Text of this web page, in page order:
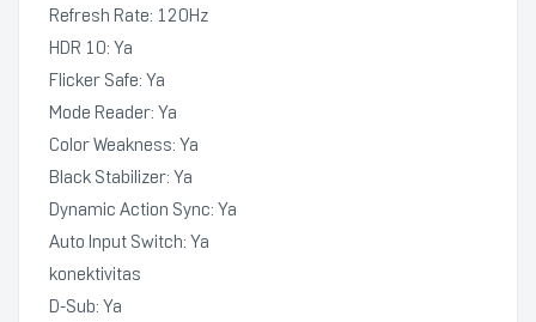
Refresh Rate: 120Hz
HDR 10: Ya
Flicker Safe: Ya
Mode Reader: Ya
Color Weakness: Ya
Black Stabilizer: Ya
Dynamic Action Sync: Ya
Auto Input Switch: Ya
konektivitas
D-Sub: Ya